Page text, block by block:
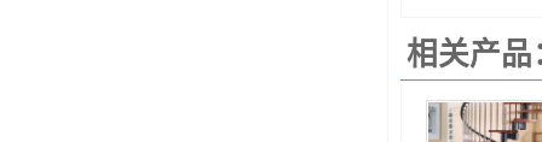
相关产品